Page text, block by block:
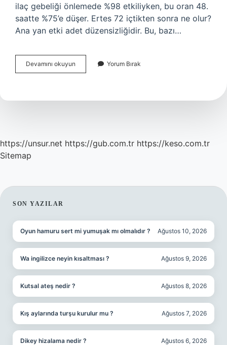
ilaç gebeliği önlemede %98 etkiliyken, bu oran 48.
saatte %75’e düşer. Ertes 72 içtikten sonra ne olur?
Ana yan etki adet düzensizliğidir. Bu, bazı…
Devamını okuyun
72
Yorum Bırak
https://unsur.net https://gub.com.tr https://keso.com.tr
Sitemap
SIDEBAR
SON YAZILAR
Oyun hamuru sert mi yumuşak mı olmalıdır ? Ağustos 10, 2026
Wa ingilizce neyin kısaltması ? Ağustos 9, 2026
Kutsal ateş nedir ? Ağustos 8, 2026
Kış aylarında turşu kurulur mu ? Ağustos 7, 2026
Dikey hizalama nedir ? Ağustos 6, 2026